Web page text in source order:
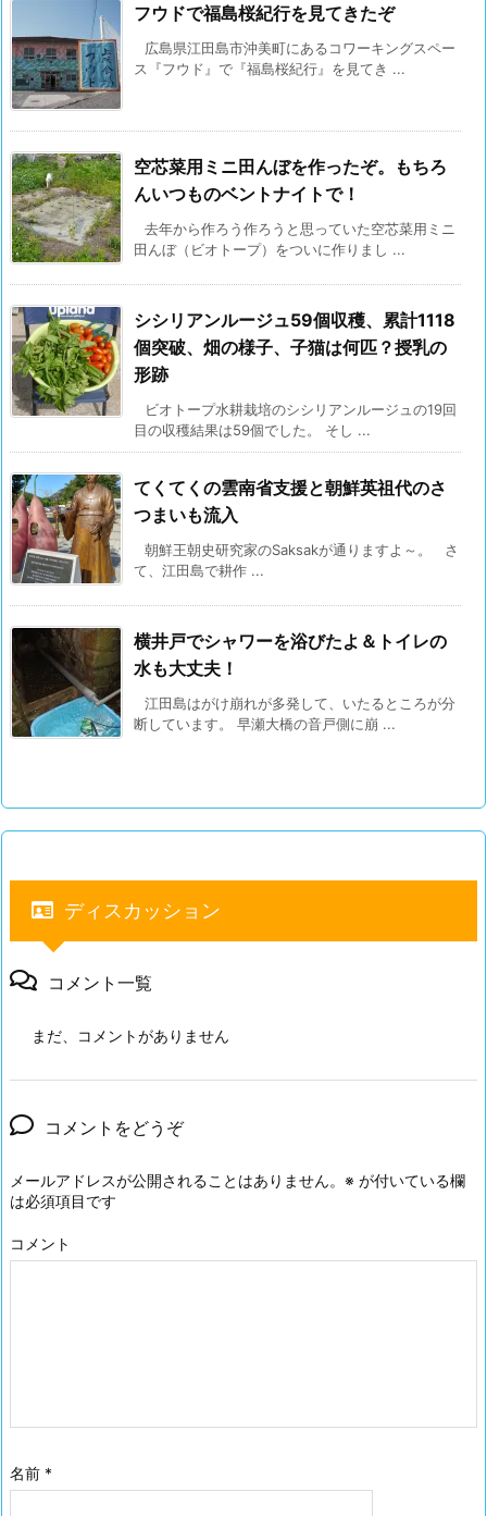
フウドで福島桜紀行を見てきたぞ
広島県江田島市沖美町にあるコワーキングスペー
ス『フウド』で『福島桜紀行』を見てき ...
空芯菜用ミニ田んぼを作ったぞ。もちろ
んいつものベントナイトで！
去年から作ろう作ろうと思っていた空芯菜用ミニ
田んぼ（ビオトープ）をついに作りまし ...
シシリアンルージュ59個収穫、累計1118
個突破、畑の様子、子猫は何匹？授乳の
形跡
ビオトープ水耕栽培のシシリアンルージュの19回
目の収穫結果は59個でした。 そし ...
てくてくの雲南省支援と朝鮮英祖代のさ
つまいも流入
朝鮮王朝史研究家のSaksakが通りますよ～。 さ
て、江田島で耕作 ...
横井戸でシャワーを浴びたよ＆トイレの
水も大丈夫！
江田島はがけ崩れが多発して、いたるところが分
断しています。 早瀬大橋の音戸側に崩 ...
ディスカッション
コメント一覧
まだ、コメントがありません
コメントをどうぞ
メールアドレスが公開されることはありません。 ※ が付いている欄
は必須項目です
コメント
名前 *